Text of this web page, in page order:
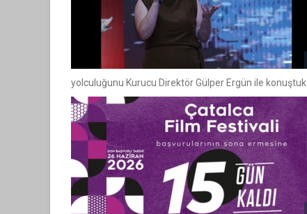
yolculuğunu Kurucu Direktör Gülper Ergün ile konuştuk.